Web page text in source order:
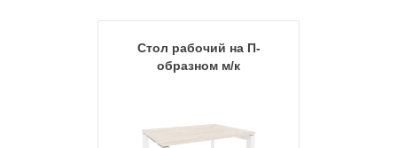
Стол рабочий на П-
образном м/к